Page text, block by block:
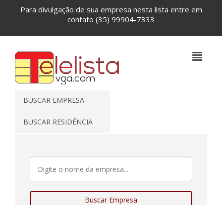
Para divulgação de sua empresa nesta lista entre em
contato (35) 99904-7333
BUSCAR EMPRESA
BUSCAR RESIDÊNCIA
Buscar Empresa